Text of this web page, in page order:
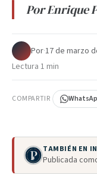
Por Enrique
Por·17 de marzo
Lectura 1 min
COMPARTIR
TAMBIÉN EN
Publicada